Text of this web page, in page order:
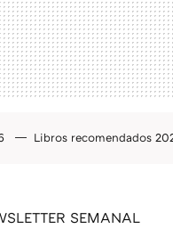
Libros recomendados
SEMANAL